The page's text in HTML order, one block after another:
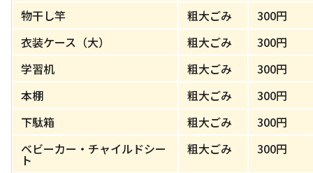
物干し竿
粗大ごみ
300円
衣装ケース（大）
粗大ごみ
300円
学習机
粗大ごみ
300円
本棚
粗大ごみ
300円
下駄箱
粗大ごみ
300円
ベビーカー・チャイルドシー
ト
粗大ごみ 300円